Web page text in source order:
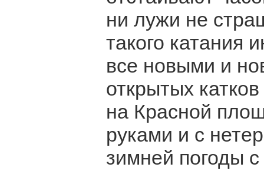
ни лужи не
такого катания
все новыми и
открытых
на Красной
руками и с
зимней погоды